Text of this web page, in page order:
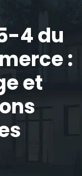
4 du
:
et